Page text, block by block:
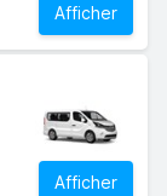
Afficher
Afficher